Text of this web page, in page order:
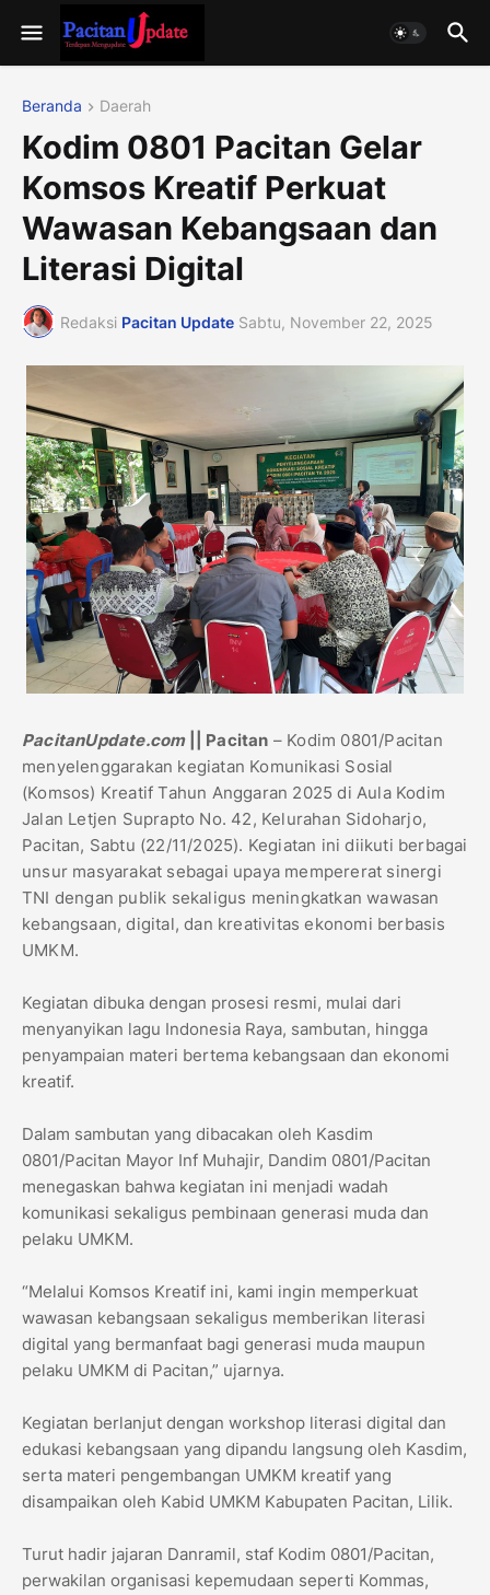
Beranda Daerah
Kodim 0801 Pacitan Gelar
Komsos Kreatif Perkuat
Wawasan Kebangsaan dan
Literasi Digital
Redaksi Pacitan Update Sabtu, November 22, 2025
PacitanUpdate.com || Pacitan – Kodim 0801/Pacitan
menyelenggarakan kegiatan Komunikasi Sosial
(Komsos) Kreatif Tahun Anggaran 2025 di Aula Kodim
Jalan Letjen Suprapto No. 42, Kelurahan Sidoharjo,
Pacitan, Sabtu (22/11/2025). Kegiatan ini diikuti berbagai
unsur masyarakat sebagai upaya mempererat sinergi
TNI dengan publik sekaligus meningkatkan wawasan
kebangsaan, digital, dan kreativitas ekonomi berbasis
UMKM.
Kegiatan dibuka dengan prosesi resmi, mulai dari
menyanyikan lagu Indonesia Raya, sambutan, hingga
penyampaian materi bertema kebangsaan dan ekonomi
kreatif.
Dalam sambutan yang dibacakan oleh Kasdim
0801/Pacitan Mayor Inf Muhajir, Dandim 0801/Pacitan
menegaskan bahwa kegiatan ini menjadi wadah
komunikasi sekaligus pembinaan generasi muda dan
pelaku UMKM.
“Melalui Komsos Kreatif ini, kami ingin memperkuat
wawasan kebangsaan sekaligus memberikan literasi
digital yang bermanfaat bagi generasi muda maupun
pelaku UMKM di Pacitan,” ujarnya.
Kegiatan berlanjut dengan workshop literasi digital dan
edukasi kebangsaan yang dipandu langsung oleh Kasdim,
serta materi pengembangan UMKM kreatif yang
disampaikan oleh Kabid UMKM Kabupaten Pacitan, Lilik.
Turut hadir jajaran Danramil, staf Kodim 0801/Pacitan,
perwakilan organisasi kepemudaan seperti Kommas,